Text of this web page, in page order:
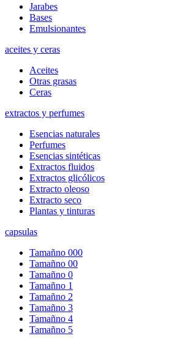
Jarabes
Bases
Emulsionantes
aceites y ceras
Aceites
Otras grasas
Ceras
extractos y perfumes
Esencias naturales
Perfumes
Esencias sintéticas
Extractos fluidos
Extractos glicólicos
Extracto oleoso
Extracto seco
Plantas y tinturas
capsulas
Tamañno 000
Tamañno 00
Tamañno 0
Tamañno 1
Tamañno 2
Tamañno 3
Tamañno 4
Tamañno 5